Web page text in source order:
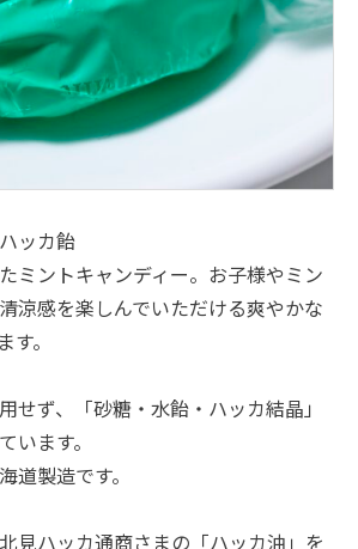
ッカ飴
ミントキャンディー。お子様やミン
涼感を楽しんでいただける爽やかな
。
せず、「砂糖・水飴・ハッカ結晶」
います。
道製造です。
見ハッカ通商さまの「ハッカ油」を